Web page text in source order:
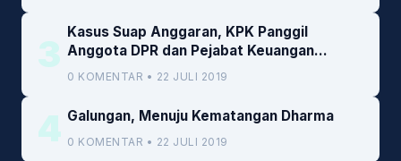
3
Kasus Suap Anggaran, KPK Panggil
Anggota DPR dan Pejabat Keuangan
Kemenkeu
0 KOMENTAR • 22 JULI 2019
4 Galungan, Menuju Kematangan Dharma
0 KOMENTAR • 22 JULI 2019